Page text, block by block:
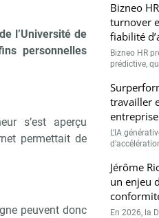
l’Université de
personnelles
s’est aperçu
permettait de
peuvent donc
Bizneo
turnover
fiabilité
Bizneo HR
prédictive,
travailler
entreprise
L’IA
Jérôme
un enjeu
En 2026, la